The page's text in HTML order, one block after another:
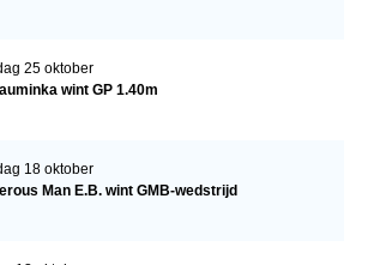
25 oktober
wint GP 1.40m
18 oktober
Man E.B. wint GMB-wedstrijd